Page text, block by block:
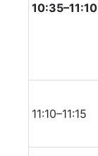
10:35–11:10
11:10–11:15